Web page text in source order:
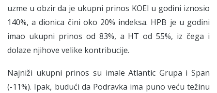
uzme u obzir da je ukupni prinos KOEI u godini iznosio
140%, a dionica čini oko 20% indeksa. HPB je u godini
imao ukupni prinos od 83%, a HT od 55%, iz čega i
dolaze njihove velike kontribucije.
Najniži ukupni prinos su imale Atlantic Grupa i Span
(-11%). Ipak, budući da Podravka ima puno veću težinu